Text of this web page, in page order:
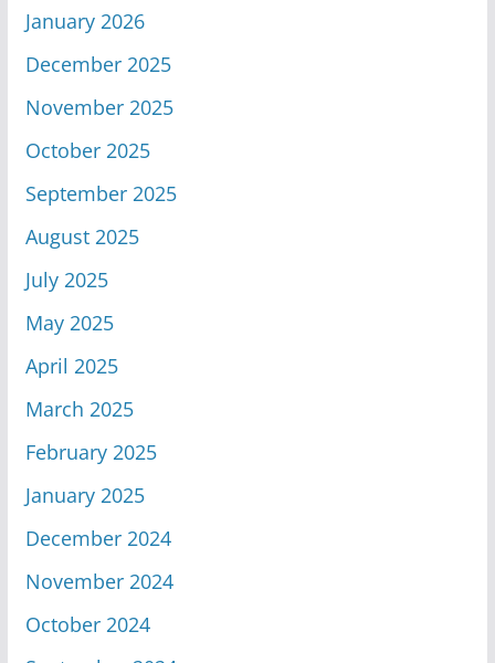
January 2026
December 2025
November 2025
October 2025
September 2025
August 2025
July 2025
May 2025
April 2025
March 2025
February 2025
January 2025
December 2024
November 2024
October 2024